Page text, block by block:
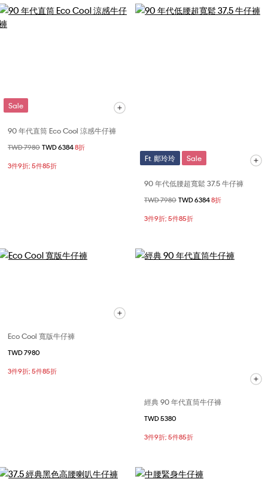
Sale
90 年代直筒 Eco Cool 涼感牛仔褲
價格扣減從
TWD 7980 至
TWD 63848折
3件9折; 5件85折
Ft. 鄺玲玲 Sale
90 年代低腰超寬鬆 37.5 牛仔褲
價格扣減從
TWD 7980 至
TWD 63848折
3件9折; 5件85折
Eco Cool 寬版牛仔褲
TWD 7980
3件9折; 5件85折
經典 90 年代直筒牛仔褲
TWD 5380
3件9折; 5件85折